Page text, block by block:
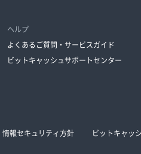
ヘルプ
よくあるご質問・サービスガイド
ビットキャッシュサポートセンター
情報セキュリティ方針 ビットキャッ